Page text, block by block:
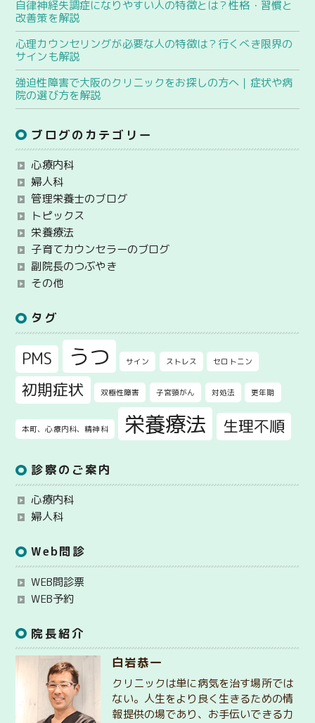
自律神経失調症になりやすい人の特徴とは？性格・習慣と
改善策を解説
心理カウンセリングが必要な人の特徴は？行くべき限界の
サインも解説
強迫性障害で大阪のクリニックをお探しの方へ｜症状や病
院の選び方を解説
ブログのカテゴリー
心療内科
婦人科
管理栄養士のブログ
トピックス
栄養療法
子育てカウンセラーのブログ
副院長のつぶやき
その他
タグ
PMS うつ サイン ストレス セロトニン
初期症状 双極性障害 子宮頸がん 対処法 更年期
本町、心療内科、精神科 栄養療法 生理不順
診察のご案内
心療内科
婦人科
Web問診
WEB問診票
WEB予約
院長紹介
白岩恭一
クリニックは単に病気を治す場所では
ない。人生をより良く生きるための情
報提供の場であり、お手伝いできる力